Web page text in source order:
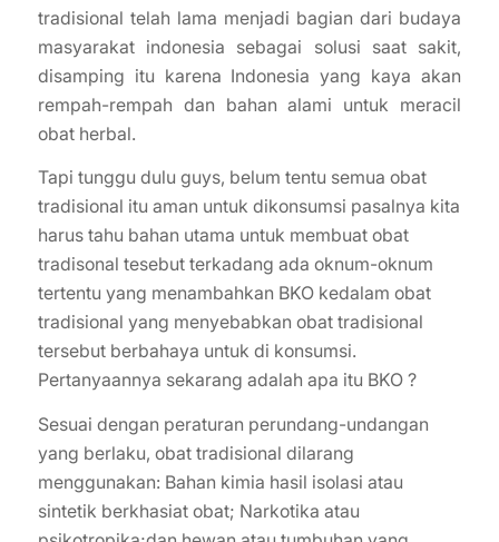
tradisional telah lama menjadi bagian dari budaya
masyarakat indonesia sebagai solusi saat sakit,
disamping itu karena Indonesia yang kaya akan
rempah-rempah dan bahan alami untuk meracil
obat herbal.
Tapi tunggu dulu guys, belum tentu semua obat
tradisional itu aman untuk dikonsumsi pasalnya kita
harus tahu bahan utama untuk membuat obat
tradisonal tesebut terkadang ada oknum-oknum
tertentu yang menambahkan BKO kedalam obat
tradisional yang menyebabkan obat tradisional
tersebut berbahaya untuk di konsumsi.
Pertanyaannya sekarang adalah apa itu BKO ?
Sesuai dengan peraturan perundang-undangan
yang berlaku, obat tradisional dilarang
menggunakan: Bahan kimia hasil isolasi atau
sintetik berkhasiat obat; Narkotika atau